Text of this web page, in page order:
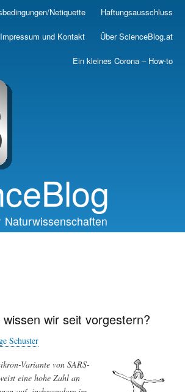
Skip
main
Netiquette Haftungsausschluss
Impressum und Kontakt Über ScienceBlog.at
Ein kleines Corona – How-to
wir seit vorgestern?
Schuster
Variante von SARS-
eine hohe Zahl an